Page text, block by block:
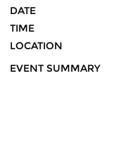
DATE
TIME
LOCATION
EVENT SUMMARY